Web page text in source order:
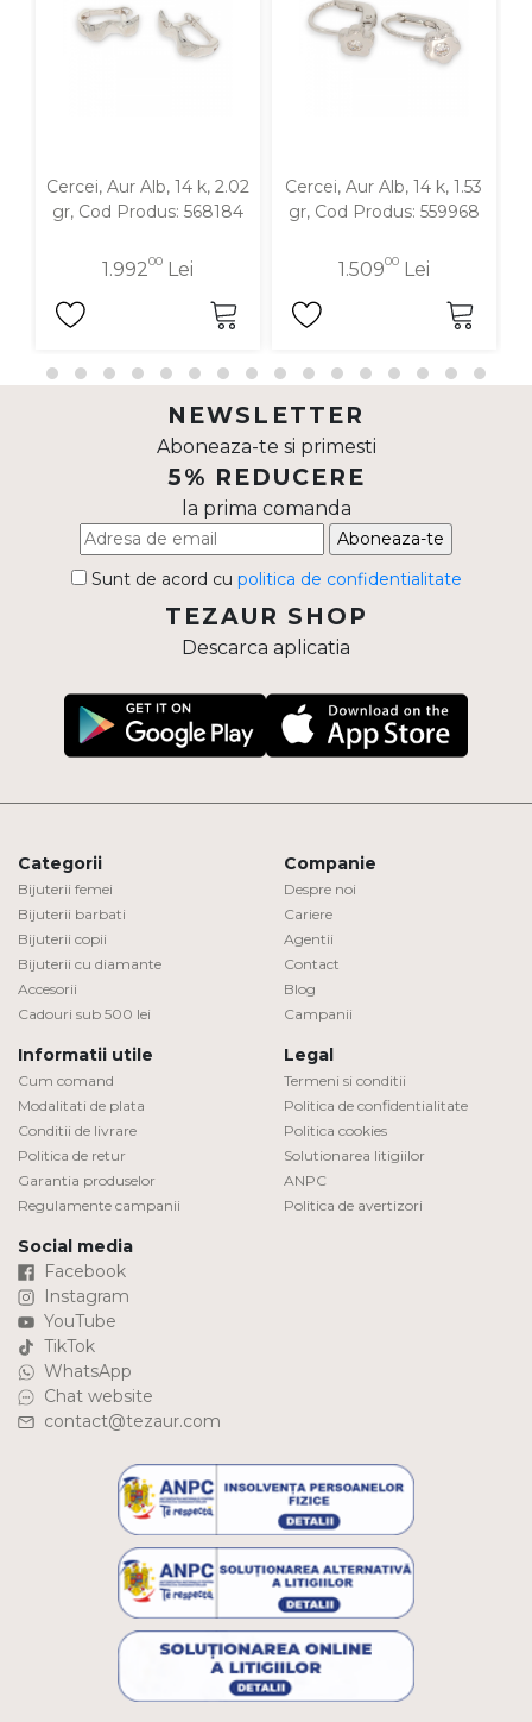
Cercei, Aur Alb, 14 k, 2.02
gr, Cod Produs: 568184
1.99200Lei
Cercei, Aur Alb, 14 k, 1.53
gr, Cod Produs: 559968
1.50900Lei
NEWSLETTER
Aboneaza-te si primesti
5% REDUCERE
la prima comanda
Aboneaza-te
Sunt de acord cu politica de confidentialitate
TEZAUR SHOP
Descarca aplicatia
Categorii
Bijuterii femei
Bijuterii barbati
Bijuterii copii
Bijuterii cu diamante
Accesorii
Cadouri sub 500 lei
Companie
Despre noi
Cariere
Agentii
Contact
Blog
Campanii
Informatii utile
Cum comand
Modalitati de plata
Conditii de livrare
Politica de retur
Garantia produselor
Regulamente campanii
Legal
Termeni si conditii
Politica de confidentialitate
Politica cookies
Solutionarea litigiilor
ANPC
Politica de avertizori
Social media
Facebook
Instagram
YouTube
TikTok
WhatsApp
Chat website
contact@tezaur.com